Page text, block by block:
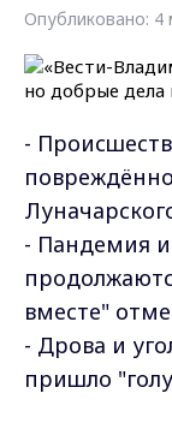
Опубликовано: 4
-
- Пандемия
вместе"
- Дрова и
пришло